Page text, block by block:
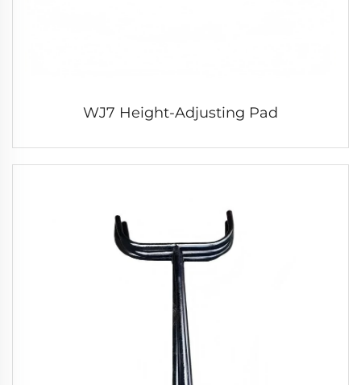
WJ7 Height-Adjusting Pad